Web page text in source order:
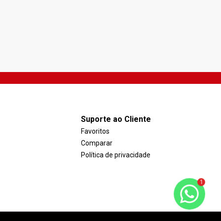
Suporte ao Cliente
Favoritos
Comparar
Política de privacidade
1